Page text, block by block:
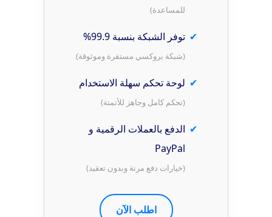
للمساعدة)
توفر الشبكة بنسبة 99.9%
(شبكة بروكسي مستقرة وموثوقة)
لوحة تحكم سهلة الاستخدام
(تحكم كامل وجاهز للأتمتة)
الدفع بالعملات الرقمية و
PayPal
(خيارات دفع مرنة وبدون تعقيد)
اطلب الآن